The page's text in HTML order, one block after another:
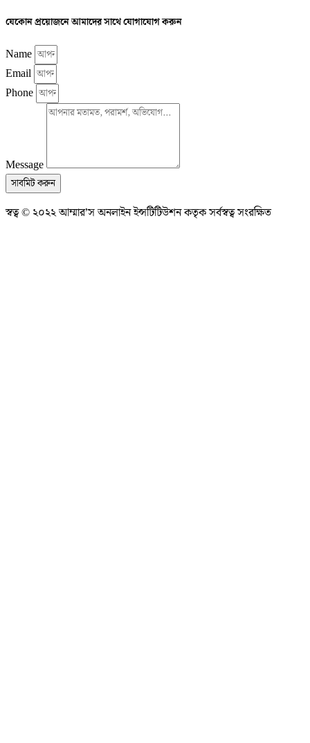
যেকোন প্রয়োজনে আমাদের সাথে যোগাযোগ করুন
Name
Email
Phone
Message
সাবমিট করুন
স্বত্ব © ২০২২ আম্মার’স অনলাইন ইন্সটিটিউশন কতৃক সর্বস্বত্ব সংরক্ষিত